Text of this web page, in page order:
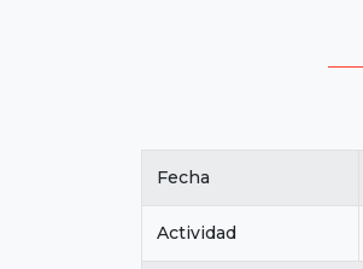
Fecha
Actividad